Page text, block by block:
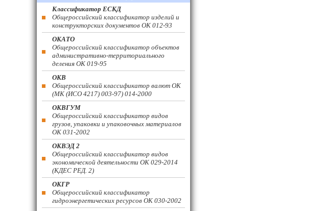
Классификатор ЕСКД
Общероссийский классификатор изделий и
конструкторских документов ОК 012-93
ОКАТО
Общероссийский классификатор объектов
административно-территориального
деления ОК 019-95
ОКВ
Общероссийский классификатор валют ОК
(МК (ИСО 4217) 003-97) 014-2000
ОКВГУМ
Общероссийский классификатор видов
грузов, упаковки и упаковочных материалов
ОК 031-2002
ОКВЭД 2
Общероссийский классификатор видов
экономической деятельности ОК 029-2014
(КДЕС РЕД. 2)
ОКГР
Общероссийский классификатор
гидроэнергетических ресурсов ОК 030-2002